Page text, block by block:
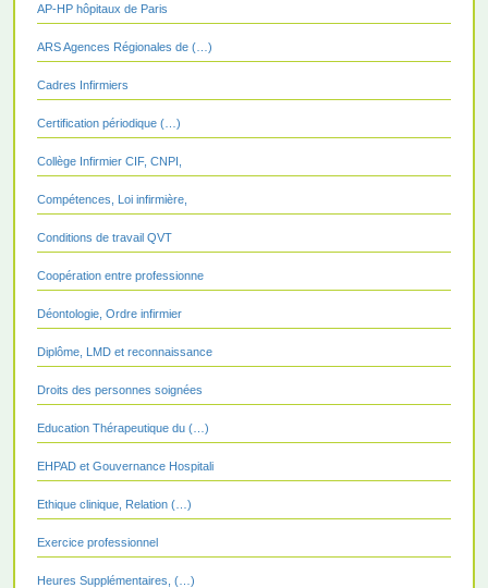
AP-HP hôpitaux de Paris
ARS Agences Régionales de (…)
Cadres Infirmiers
Certification périodique (…)
Collège Infirmier CIF, CNPI,
Compétences, Loi infirmière,
Conditions de travail QVT
Coopération entre professionne
Déontologie, Ordre infirmier
Diplôme, LMD et reconnaissance
Droits des personnes soignées
Education Thérapeutique du (…)
EHPAD et Gouvernance Hospitali
Ethique clinique, Relation (…)
Exercice professionnel
Heures Supplémentaires, (…)